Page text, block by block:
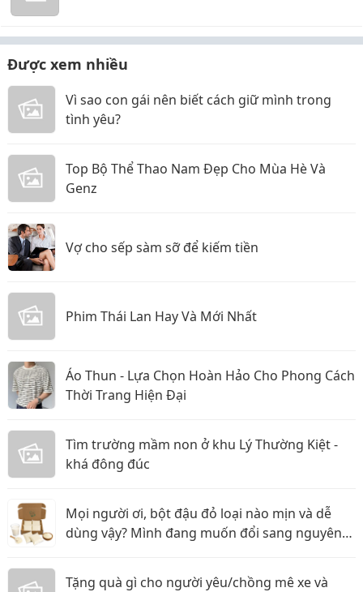
Được xem nhiều
Vì sao con gái nên biết cách giữ mình trong
tình yêu?
Top Bộ Thể Thao Nam Đẹp Cho Mùa Hè Và
Genz
Vợ cho sếp sàm sỡ để kiếm tiền
Phim Thái Lan Hay Và Mới Nhất
Áo Thun - Lựa Chọn Hoàn Hảo Cho Phong Cách
Thời Trang Hiện Đại
Tìm trường mầm non ở khu Lý Thường Kiệt -
khá đông đúc
Mọi người ơi, bột đậu đỏ loại nào mịn và dễ
dùng vậy? Mình đang muốn đổi sang nguyên
Tặng quà gì cho người yêu/chồng mê xe và